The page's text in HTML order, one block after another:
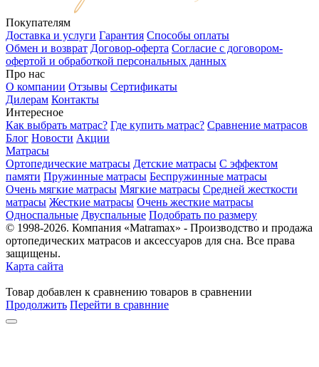
Покупателям
Доставка и услуги Гарантия Способы оплаты
Обмен и возврат Договор-оферта Согласие с договором-
офертой и обработкой персональных данных
Про нас
О компании Отзывы Сертификаты
Дилерам Контакты
Интересное
Как выбрать матрас? Где купить матрас? Сравнение матрасов
Блог Новости Акции
Матрасы
Ортопедические матрасы Детские матрасы С эффектом
памяти Пружинные матрасы Беспружинные матрасы
Очень мягкие матрасы Мягкие матрасы Средней жесткости
матрасы Жесткие матрасы Очень жесткие матрасы
Односпальные Двуспальные Подобрать по размеру
© 1998-2026. Компания «Matramax» - Производство и продажа
ортопедических матрасов и аксессуаров для сна. Все права
защищены.
Карта сайта
Товар добавлен к сравнению товаров в сравнении
Продолжить Перейти в сравнние